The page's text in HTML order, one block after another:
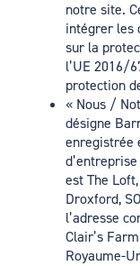
notre site.
intégrer les
sur la
l’UE 2016/
protection
« Nous /
désigne
enregistrée
est The
Droxford,
l’adresse
Clair’s
Royaume-